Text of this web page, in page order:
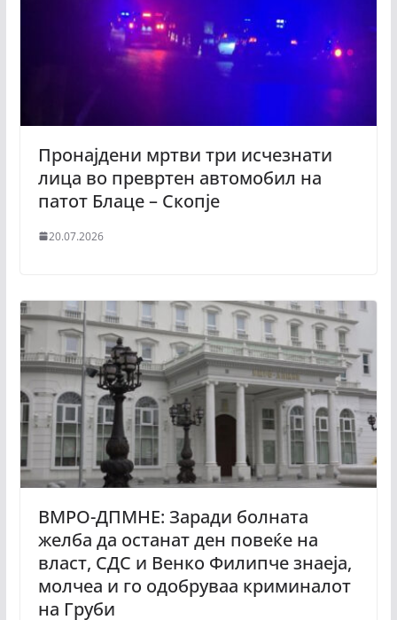
Пронајдени мртви три исчезнати
лица во превртен автомобил на
патот Блаце – Скопје
20.07.2026
ВМРО-ДПМНЕ: Заради болната
желба да останат ден повеќе на
власт, СДС и Венко Филипче знаеја,
молчеа и го одобруваа криминалот
на Груби